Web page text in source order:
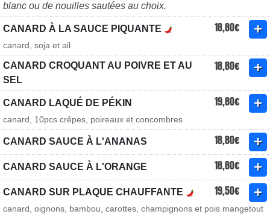
blanc ou de nouilles sautées au choix.
CANARD À LA SAUCE PIQUANTE 18,80€
canard, soja et ail
CANARD CROQUANT AU POIVRE ET AU
SEL
18,80€
CANARD LAQUÉ DE PÉKIN 19,80€
canard, 10pcs crêpes, poireaux et concombres
CANARD SAUCE À L'ANANAS 18,80€
CANARD SAUCE À L'ORANGE 18,80€
CANARD SUR PLAQUE CHAUFFANTE 19,50€
canard, oignons, bambou, carottes, champignons et pois mangetout